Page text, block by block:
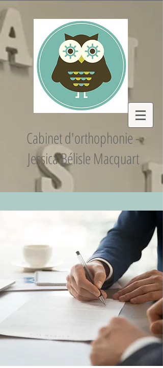
Cabinet d'orthophonie -
Jessica Bélisle Macquart